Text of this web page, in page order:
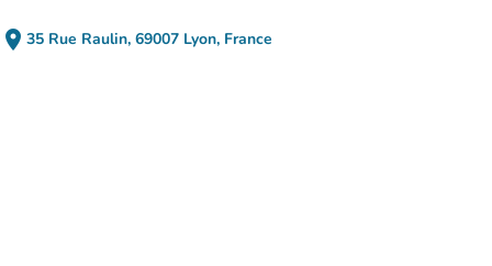
place 35 Rue Raulin, 69007 Lyon, France
(agor yn Google Maps)
(tab newydd)